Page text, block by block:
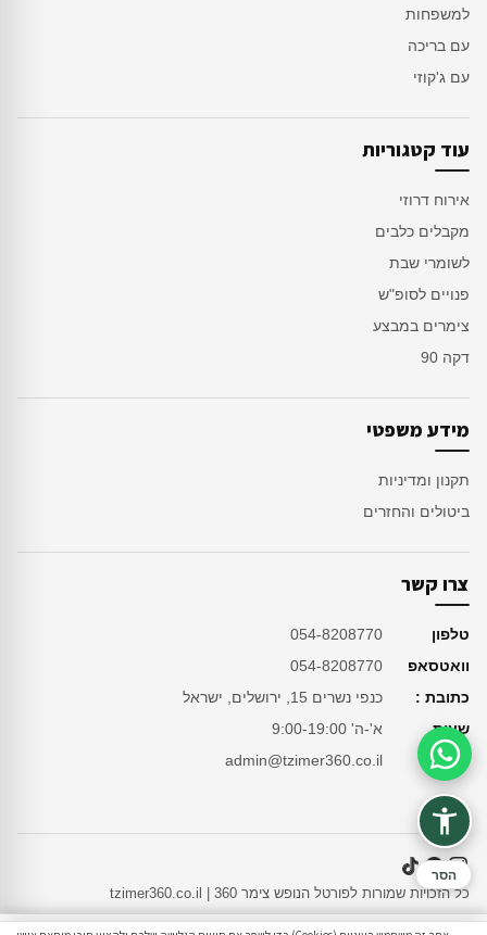
למשפחות
עם בריכה
עם ג'קוזי
עוד קטגוריות
אירוח דרוזי
מקבלים כלבים
לשומרי שבת
פנויים לסופ"ש
צימרים במבצע
דקה 90
מידע משפטי
תקנון ומדיניות
ביטולים והחזרים
צרו קשר
טלפון
054-8208770
וואטסאפ
054-8208770
כתובת :
כנפי נשרים 15, ירושלים, ישראל
שעות
א'-ה' 9:00-19:00
מייל
admin@tzimer360.co.il
כל הזכויות שמורות לפורטל הנופש צימר 360 | tzimer360.co.il
סיוע בהזמנה
הסר